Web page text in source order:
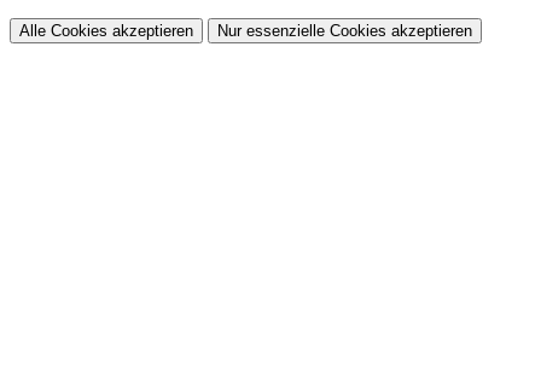
Alle Cookies akzeptieren Nur essenzielle Cookies akzeptieren